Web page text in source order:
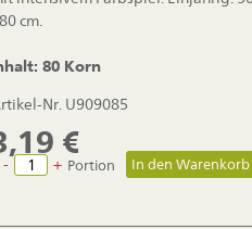
cm.
80 Korn
Nr. U909085
€
- + Portion